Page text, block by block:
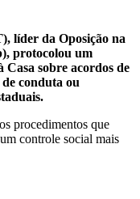
líder da Oposição na
protocolou um
Casa sobre acordos de
conduta ou
procedimentos que
controle social mais